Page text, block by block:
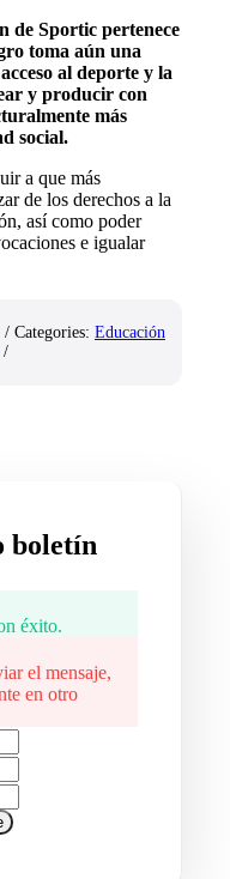
de Sportic pertenece
toma aún una
al deporte y la
y producir con
más
social.
a que más
de los derechos a la
así como poder
e igualar
/ Categories: Educación
boletín
éxito.
el mensaje,
en otro